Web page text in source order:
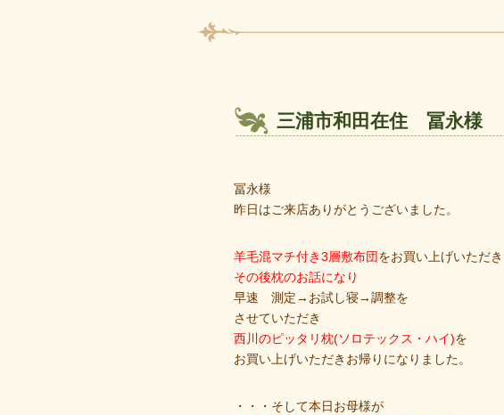
三浦市和田在住 冨永様
冨永様
昨日はご来店ありがとうございました。
羊毛混マチ付き3層敷布団をお買い上げいただき
その後枕のお話になり
早速 測定→お試し寝→調整を
させていただき
西川のピッタリ枕(ソロテックス・ハイ)を
お買い上げいただきお帰りになりました。
・・・そして本日お母様が